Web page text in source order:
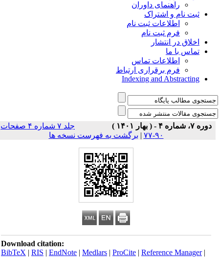
راهنمای داوران
ثبت نام و اشتراک
اطلاعات ثبت نام
فرم ثبت نام
اخلاق در انتشار
تماس با ما
اطلاعات تماس
فرم برقراری ارتباط
Indexing and Abstracting
دوره ۷، شماره ۴ - ( بهار ۱۴۰۱ )
جلد ۷ شماره ۴ صفحات
۹۰-۷۷
|برگشت به فهرست نسخه ها
Download citation:
BibTeX|RIS|EndNote|Medlars|ProCite|Reference Manager